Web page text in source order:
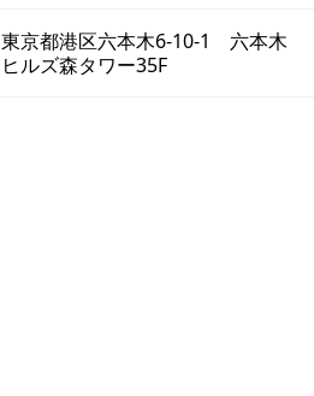
東京都港区六本木6-10-1 六本木
ヒルズ森タワー35F